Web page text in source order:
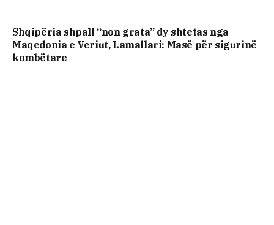
Shqipëria shpall “non grata” dy shtetas nga
Maqedonia e Veriut, Lamallari: Masë për sigurinë
kombëtare